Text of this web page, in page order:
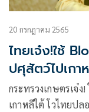
20 กรกฎาคม 2565
ไทยเจ๋ง!ใช้
ปศุสัตว์ไปเกา
กระทรวงเกษตรเจ๋
เกาหลีใต้ โวไทยป